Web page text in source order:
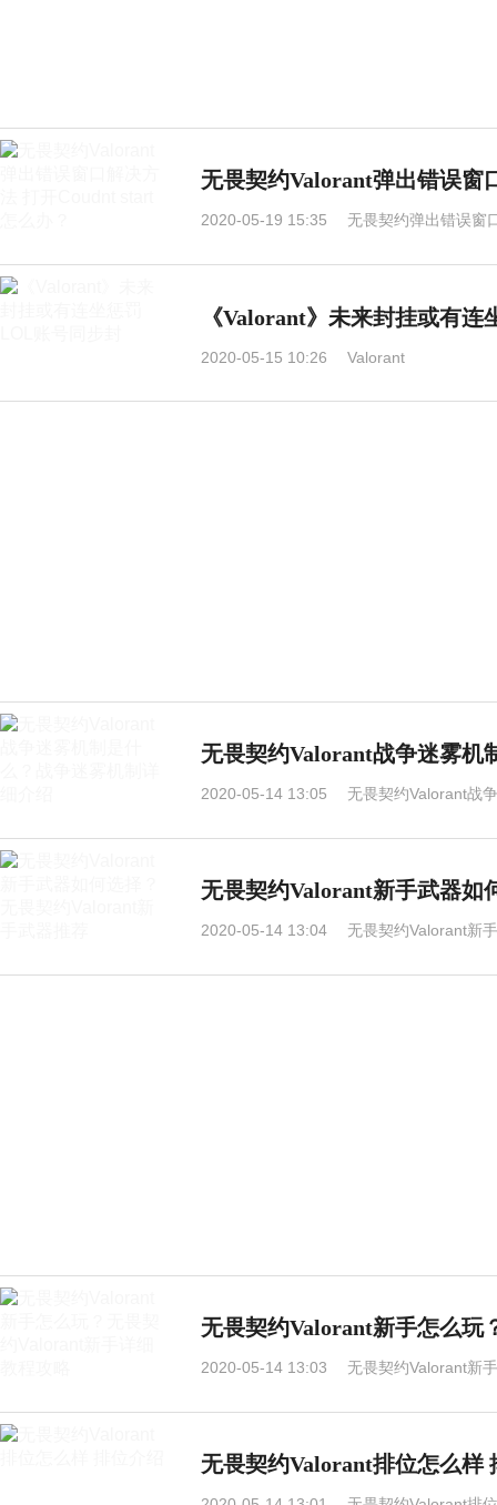
无畏契约Valorant弹出错误窗
2020-05-19 15:35 无畏契约弹出错误窗
《Valorant》未来封挂或有
2020-05-15 10:26 Valorant
无畏契约Valorant战争迷雾机
2020-05-14 13:05 无畏契约Valorant战
无畏契约Valorant新手武器如
2020-05-14 13:04 无畏契约Valorant新
无畏契约Valorant新手怎么玩
2020-05-14 13:03 无畏契约Valorant新
无畏契约Valorant排位怎么样